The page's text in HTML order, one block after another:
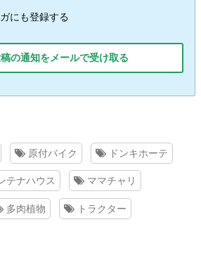
にも登録する
の通知をメールで受け取る
原付バイク ドンキホーテ
テナハウス ママチャリ
多肉植物 トラクター